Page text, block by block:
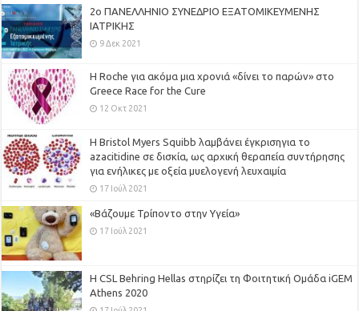
2ο ΠΑΝΕΛΛΗΝΙΟ ΣΥΝΕΔΡΙΟ ΕΞΑΤΟΜΙΚΕΥΜΕΝΗΣ
ΙΑΤΡΙΚΗΣ
9 Δεκ 2021
H Roche για ακόμα μια χρονιά «δίνει το παρών» στο
Greece Race for the Cure
12 Οκτ 2021
Η Bristol Myers Squibb λαμβάνει έγκρισηγια το
azacitidine σε δισκία, ως αρχική θεραπεία συντήρησης
για ενήλικες με οξεία μυελογενή λευχαιμία
17 Ιούλ 2021
«Βάζουμε Τρίποντο στην Υγεία»
17 Ιούλ 2021
H CSL Behring Hellas στηρίζει τη Φοιτητική Ομάδα iGEM
Athens 2020